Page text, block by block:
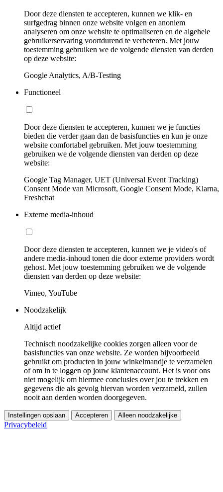
Door deze diensten te accepteren, kunnen we klik- en
surfgedrag binnen onze website volgen en anoniem
analyseren om onze website te optimaliseren en de algehele
gebruikerservaring voortdurend te verbeteren. Met jouw
toestemming gebruiken we de volgende diensten van derden
op deze website:
Google Analytics, A/B-Testing
Functioneel
Door deze diensten te accepteren, kunnen we je functies
bieden die verder gaan dan de basisfuncties en kun je onze
website comfortabel gebruiken. Met jouw toestemming
gebruiken we de volgende diensten van derden op deze
website:
Google Tag Manager, UET (Universal Event Tracking)
Consent Mode van Microsoft, Google Consent Mode, Klarna,
Freshchat
Externe media-inhoud
Door deze diensten te accepteren, kunnen we je video's of
andere media-inhoud tonen die door externe providers wordt
gehost. Met jouw toestemming gebruiken we de volgende
diensten van derden op deze website:
Vimeo, YouTube
Noodzakelijk
Altijd actief
Technisch noodzakelijke cookies zorgen alleen voor de
basisfuncties van onze website. Ze worden bijvoorbeeld
gebruikt om producten in jouw winkelmandje te verzamelen
of om in te loggen op jouw klantenaccount. Het is voor ons
niet mogelijk om hiermee conclusies over jou te trekken en
gegevens die als gevolg hiervan worden verzameld, zullen
nooit aan derden worden doorgegeven.
Instellingen opslaan Accepteren Alleen noodzakelijke
Privacybeleid